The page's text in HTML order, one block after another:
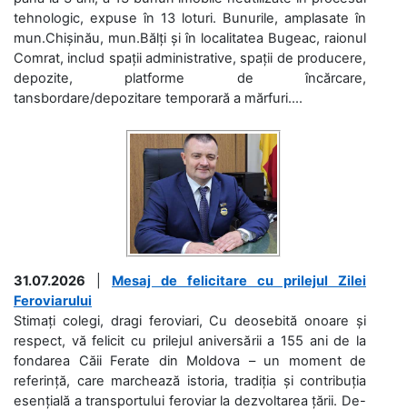
tehnologic, expuse în 13 loturi. Bunurile, amplasate în
mun.Chișinău, mun.Bălți și în localitatea Bugeac, raionul
Comrat, includ spații administrative, spații de producere,
depozite, platforme de încărcare,
tansbordare/depozitare temporară a mărfuri....
31.07.2026
Mesaj de felicitare cu prilejul Zilei
Feroviarului
Stimați colegi, dragi feroviari, Cu deosebită onoare și
respect, vă felicit cu prilejul aniversării a 155 ani de la
fondarea Căii Ferate din Moldova – un moment de
referință, care marchează istoria, tradiția și contribuția
esențială a transportului feroviar la dezvoltarea țării. De-